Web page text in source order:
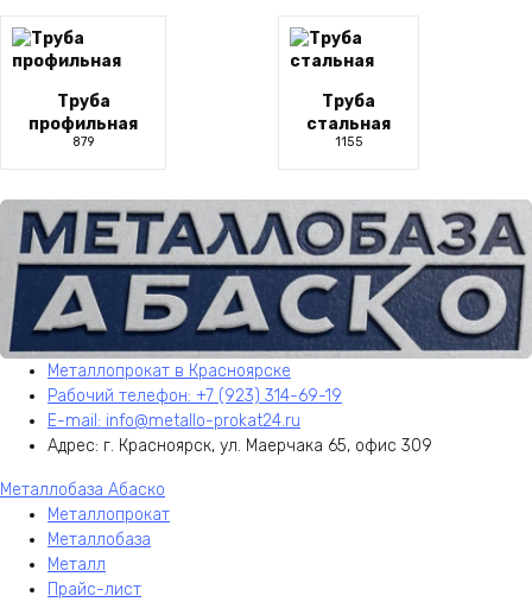
Труба
профильная
879
Труба
стальная
1155
Металлопрокат в Красноярске
Рабочий телефон: +7 (923) 314-69-19
E-mail: info@metallo-prokat24.ru
Адрес: г. Красноярск, ул. Маерчака 65, офис 309
Металлобаза Абаско
Металлопрокат
Металлобаза
Металл
Прайс-лист